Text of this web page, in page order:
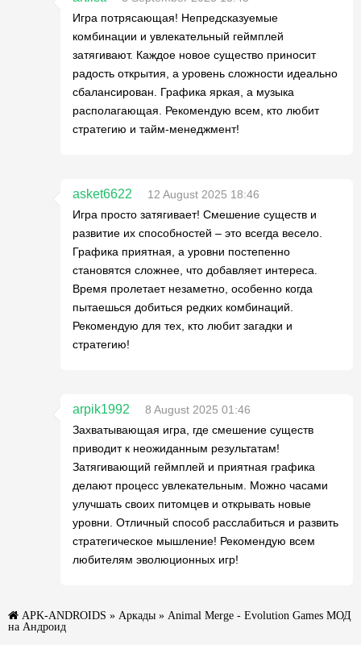
Игра потрясающая! Непредсказуемые
комбинации и увлекательный геймплей
затягивают. Каждое новое существо приносит
радость открытия, а уровень сложности идеально
сбалансирован. Графика яркая, а музыка
располагающая. Рекомендую всем, кто любит
стратегию и тайм-менеджмент!
asket6622
12 August 2025 18:46
Игра просто затягивает! Смешение существ и
развитие их способностей – это всегда весело.
Графика приятная, а уровни постепенно
становятся сложнее, что добавляет интереса.
Время пролетает незаметно, особенно когда
пытаешься добиться редких комбинаций.
Рекомендую для тех, кто любит загадки и
стратегию!
arpik1992
8 August 2025 01:46
Захватывающая игра, где смешение существ
приводит к неожиданным результатам!
Затягивающий геймплей и приятная графика
делают процесс увлекательным. Можно часами
улучшать своих питомцев и открывать новые
уровни. Отличный способ расслабиться и развить
стратегическое мышление! Рекомендую всем
любителям эволюционных игр!
APK-ANDROIDS » Аркады » Animal Merge - Evolution Games МОД
на Андроид